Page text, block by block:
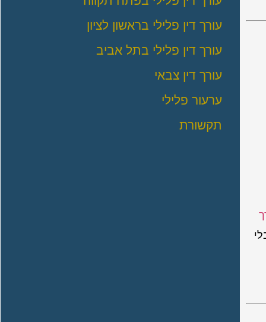
עורך דין פלילי בראשון לציון
עורך דין פלילי בתל אביב
עורך דין צבאי
ערעור פלילי
תקשורת